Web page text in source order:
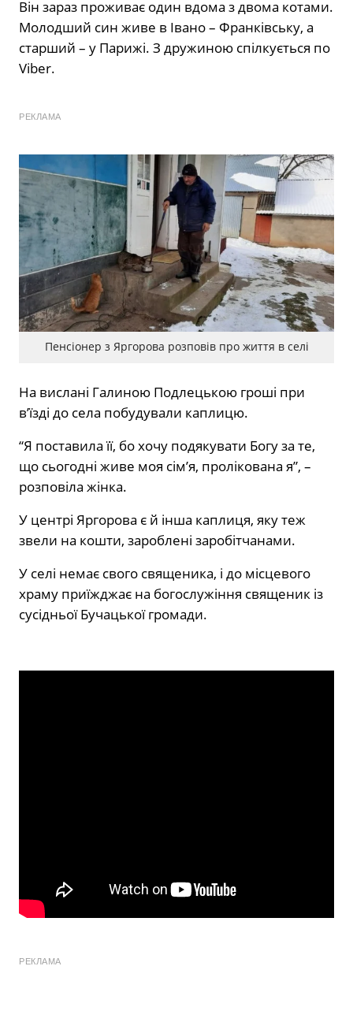
Він зараз проживає один вдома з двома котами.
Молодший син живе в Івано – Франківську, а
старший – у Парижі. З дружиною спілкується по
Viber.
РЕКЛАМА
Пенсіонер з Яргорова розповів про життя в селі
На вислані Галиною Подлецькою гроші при
в’їзді до села побудували каплицю.
“Я поставила її, бо хочу подякувати Богу за те,
що сьогодні живе моя сім’я, пролікована я”, –
розповіла жінка.
У центрі Яргорова є й інша каплиця, яку теж
звели на кошти, зароблені заробітчанами.
У селі немає свого священика, і до місцевого
храму приїжджає на богослужіння священик із
сусідньої Бучацької громади.
РЕКЛАМА